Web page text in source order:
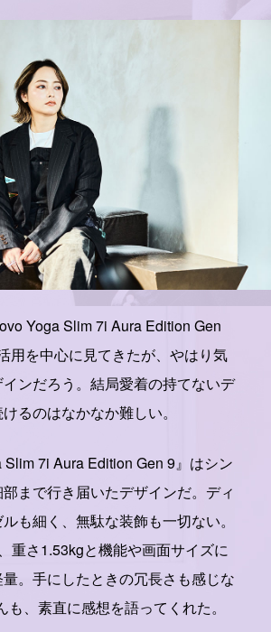
Yoga Slim 7i Aura Edition Gen
用を中心に見てきたが、やはり気
ンだろう。結局愛着の持てないデ
るのはなかなか難しい。
Slim 7i Aura Edition Gen 9』はシン
まで行き届いたデザインだ。ディ
も細く、無駄な装飾も一切ない。
重さ1.53kgと機能や画面サイズに
。手にしたときの冗長さも感じな
も、素直に感想を語ってくれた。